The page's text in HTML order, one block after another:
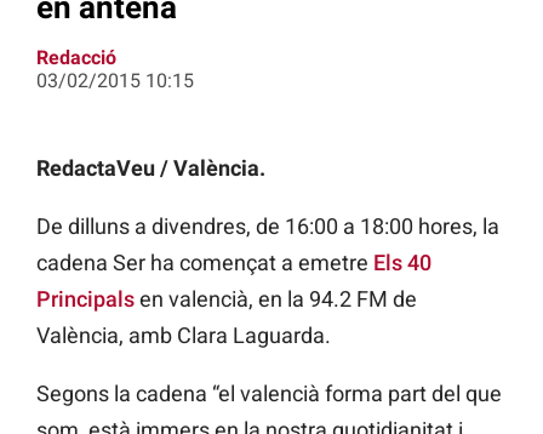
Redacció
03/02/2015 10:15
RedactaVeu / València.
De dilluns a divendres, de 16:00 a 18:00 hores, la
cadena Ser ha començat a emetre Els 40
Principalsen valencià, en la 94.2 FM de
València, amb Clara Laguarda.
Segons la cadena “el valencià forma part del que